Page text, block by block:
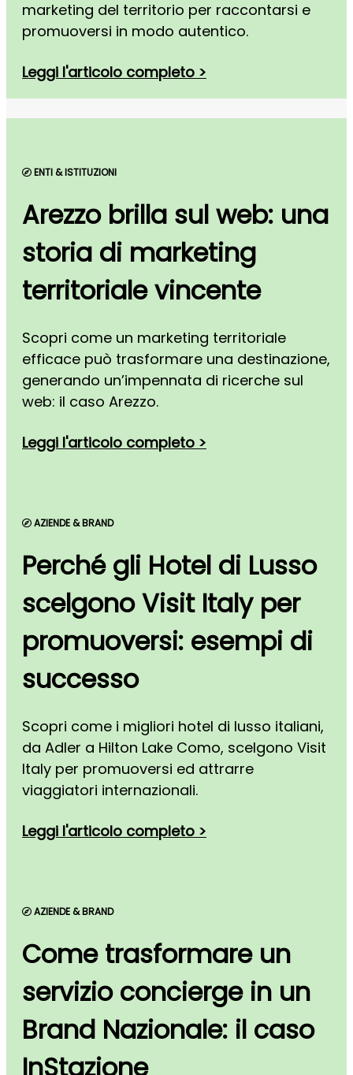
marketing del territorio per raccontarsi e
promuoversi in modo autentico.
Leggi l'articolo completo >
ENTI & ISTITUZIONI
Arezzo brilla sul web: una
storia di marketing
territoriale vincente
Scopri come un marketing territoriale
efficace può trasformare una destinazione,
generando un’impennata di ricerche sul
web: il caso Arezzo.
Leggi l'articolo completo >
AZIENDE & BRAND
Perché gli Hotel di Lusso
scelgono Visit Italy per
promuoversi: esempi di
successo
Scopri come i migliori hotel di lusso italiani,
da Adler a Hilton Lake Como, scelgono Visit
Italy per promuoversi ed attrarre
viaggiatori internazionali.
Leggi l'articolo completo >
AZIENDE & BRAND
Come trasformare un
servizio concierge in un
Brand Nazionale: il caso
InStazione